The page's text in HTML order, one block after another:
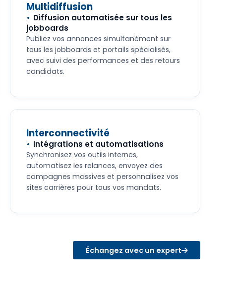
Multidiffusion
Diffusion automatisée sur tous les
jobboards
Publiez vos annonces simultanément sur
tous les jobboards et portails spécialisés,
avec suivi des performances et des retours
candidats.
Interconnectivité
Intégrations et automatisations
Synchronisez vos outils internes,
automatisez les relances, envoyez des
campagnes massives et personnalisez vos
sites carrières pour tous vos mandats.
Échangez avec un expert